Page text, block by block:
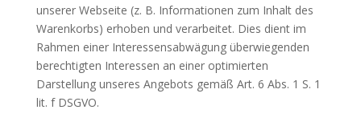
unserer Webseite (z. B. Informationen zum Inhalt des
Warenkorbs) erhoben und verarbeitet. Dies dient im
Rahmen einer Interessensabwägung überwiegenden
berechtigten Interessen an einer optimierten
Darstellung unseres Angebots gemäß Art. 6 Abs. 1 S. 1
lit. f DSGVO.